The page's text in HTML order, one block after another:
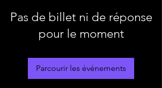
Pas de billet ni de réponse
pour le moment
Parcourir les événements